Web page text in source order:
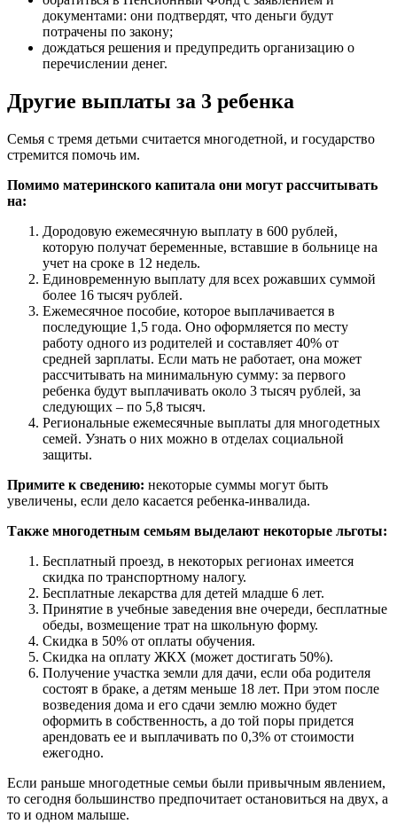
документами: они подтвердят, что деньги будут
потрачены по закону;
дождаться решения и предупредить организацию о
перечислении денег.
Другие выплаты за 3 ребенка
Семья с тремя детьми считается многодетной, и государство
стремится помочь им.
Помимо материнского капитала они могут рассчитывать
на:
Дородовую ежемесячную выплату в 600 рублей,
которую получат беременные, вставшие в больнице на
учет на сроке в 12 недель.
Единовременную выплату для всех рожавших суммой
более 16 тысяч рублей.
Ежемесячное пособие, которое выплачивается в
последующие 1,5 года. Оно оформляется по месту
работу одного из родителей и составляет 40% от
средней зарплаты. Если мать не работает, она может
рассчитывать на минимальную сумму: за первого
ребенка будут выплачивать около 3 тысяч рублей, за
следующих – по 5,8 тысяч.
Региональные ежемесячные выплаты для многодетных
семей. Узнать о них можно в отделах социальной
защиты.
Примите к сведению: некоторые суммы могут быть
увеличены, если дело касается ребенка-инвалида.
Также многодетным семьям выделают некоторые льготы:
Бесплатный проезд, в некоторых регионах имеется
скидка по транспортному налогу.
Бесплатные лекарства для детей младше 6 лет.
Принятие в учебные заведения вне очереди, бесплатные
обеды, возмещение трат на школьную форму.
Скидка в 50% от оплаты обучения.
Скидка на оплату ЖКХ (может достигать 50%).
Получение участка земли для дачи, если оба родителя
состоят в браке, а детям меньше 18 лет. При этом после
возведения дома и его сдачи землю можно будет
оформить в собственность, а до той поры придется
арендовать ее и выплачивать по 0,3% от стоимости
ежегодно.
Если раньше многодетные семьи были привычным явлением,
то сегодня большинство предпочитает остановиться на двух, а
то и одном малыше.